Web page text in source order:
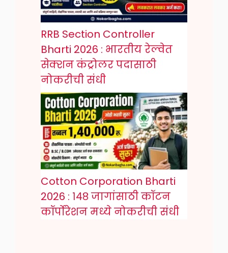
RRB Section Controller
Bharti 2026 : भारतीय रेल्वेत
सेक्शन कंट्रोलर पदासाठी
नोकरीची संधी
Cotton Corporation Bharti
2026 : १४८ जागांसाठी कॉटन
कॉर्पोरेशन मध्ये नोकरीची संधी